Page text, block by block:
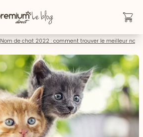
Nom de chat 2022 : comment trouver le meilleur nom